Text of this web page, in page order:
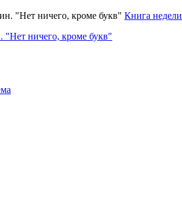
Книга недели
ничего, кроме букв"